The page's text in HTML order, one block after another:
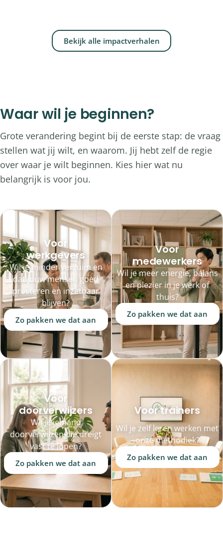
Bekijk alle impactverhalen
Waar wil je beginnen?
Grote verandering begint bij de eerste stap: de vraag
stellen wat jij wilt, en waarom. Jij hebt zelf de regie
over waar je wilt beginnen. Kies hier wat nu
belangrijk is voor jou.
Voor
werkgevers
Wil je minder verzuim en
dat jouw mensen goed
presteren en inzetbaar
blijven?
Zo pakken we dat aan
Voor
medewerkers
Wil je meer energie, balans
en plezier in je werk of
thuis?
Zo pakken we dat aan
Voor
doorverwijzers
Wil je iemand
doorverwijzen die dreigt
vast te lopen?
Zo pakken we dat aan
Voor trainers
Wil je zelf leren werken met
onze methodiek?
Zo pakken we dat aan